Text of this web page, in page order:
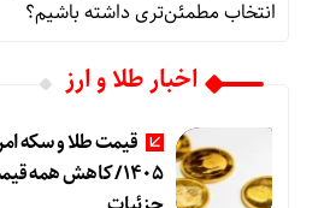
انتخاب مطمئن‌تری داشته باشیم؟
اخبار طلا و ارز
1405/ کاهش همه